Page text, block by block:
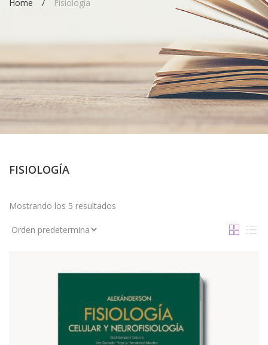
Home Fisiología
FISIOLOGÍA
Mostrando los 5 resultados